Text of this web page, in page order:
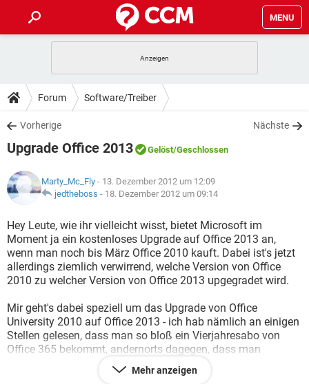
MENU
ANDROID IOS
WINDOWS 10
WHATSAPP TIKTOK
FACEBOOK
TIPPS & TRICKS
SPIELE
WHATSAPP TIKTOK
FACEBOOK
DOWNLOADS
SPIELE STREAMING
ANDROID
WINDOWS 10 INSTAGRAM
WHATSAPP TIKTOK
FACEBOOK HARDWARE
FORUM
SPIELE STREAMING
ANDROID
WINDOWS 10 INSTAGRAM
WHATSAPP TIKTOK
FACEBOOK HARDWARE
LEXIKON
SPIELE STREAMING
ANDROID IOS
WINDOWS 10 INSTAGRAM
FACEBOOK HARDWARE
Forum Software/Treiber
Vorherige Nächste
Upgrade Office 2013 Gelöst/Geschlossen
Marty_Mc_Fly - 13. Dezember 2012 um 12:09
jedtheboss - 18. Dezember 2012 um 09:14
Hey Leute, wie ihr vielleicht wisst, bietet Microsoft im
Moment ja ein kostenloses Upgrade auf Office 2013 an,
wenn man noch bis März Office 2010 kauft. Dabei ist's jetzt
allerdings ziemlich verwirrend, welche Version von Office
2010 zu welcher Version von Office 2013 upgegradet wird.
Mir geht's dabei speziell um das Upgrade von Office
University 2010 auf Office 2013 - ich hab nämlich an einigen
Stellen gelesen, dass man so bloß ein Vierjahresabo von
Office 365 bekommt, andernorts dagegen, dass man
zusätzlich dazu halt noch ganz normal Office 2013
bekommt. Was stimmt denn nun?
Mehr anzeigen